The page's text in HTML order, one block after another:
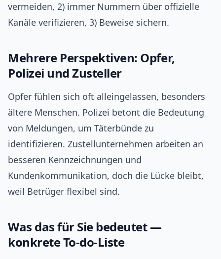
vermeiden, 2) immer Nummern über offizielle
Kanäle verifizieren, 3) Beweise sichern.
Mehrere Perspektiven: Opfer,
Polizei und Zusteller
Opfer fühlen sich oft alleingelassen, besonders
ältere Menschen. Polizei betont die Bedeutung
von Meldungen, um Täterbünde zu
identifizieren. Zustellunternehmen arbeiten an
besseren Kennzeichnungen und
Kundenkommunikation, doch die Lücke bleibt,
weil Betrüger flexibel sind.
Was das für Sie bedeutet —
konkrete To-do-Liste